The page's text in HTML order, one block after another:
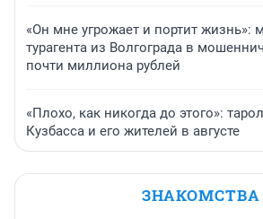
«Он мне угрожает и портит жизнь»:
турагента из Волгограда в
почти миллиона рублей
«Плохо, как никогда до этого»:
Кузбасса и его жителей в августе
ЗНАКОМСТВА